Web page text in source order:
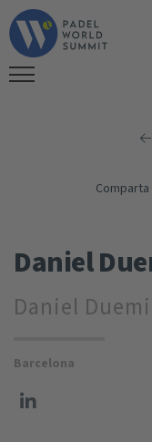
Daniel
Daniel
Barcelona